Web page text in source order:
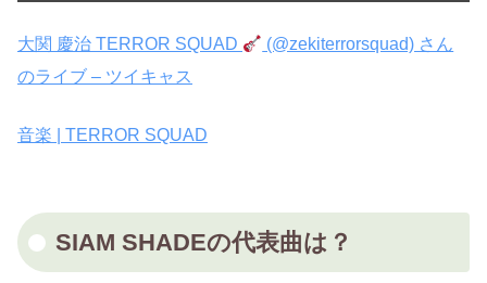
大関 慶治 TERROR SQUAD
(@zekiterrorsquad) さん
のライブ – ツイキャス
音楽 | TERROR SQUAD
SIAM SHADEの代表曲は？